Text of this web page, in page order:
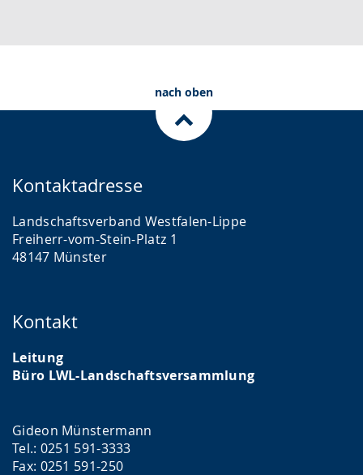
.
p
w
i
r
d
g
e
z
i
g
nach oben
Kontaktadresse
Landschaftsverband Westfalen-Lippe
Freiherr-vom-Stein-Platz 1
48147 Münster
Kontakt
Leitung
Büro LWL-Landschaftsversammlung
Gideon Münstermann
Tel.: 0251 591-3333
Fax: 0251 591-250